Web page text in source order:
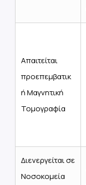
Απαιτείται
προεπεμβατικ
ή Μαγνητική
Τομογραφία
Διενεργείται σε
Νοσοκομεία